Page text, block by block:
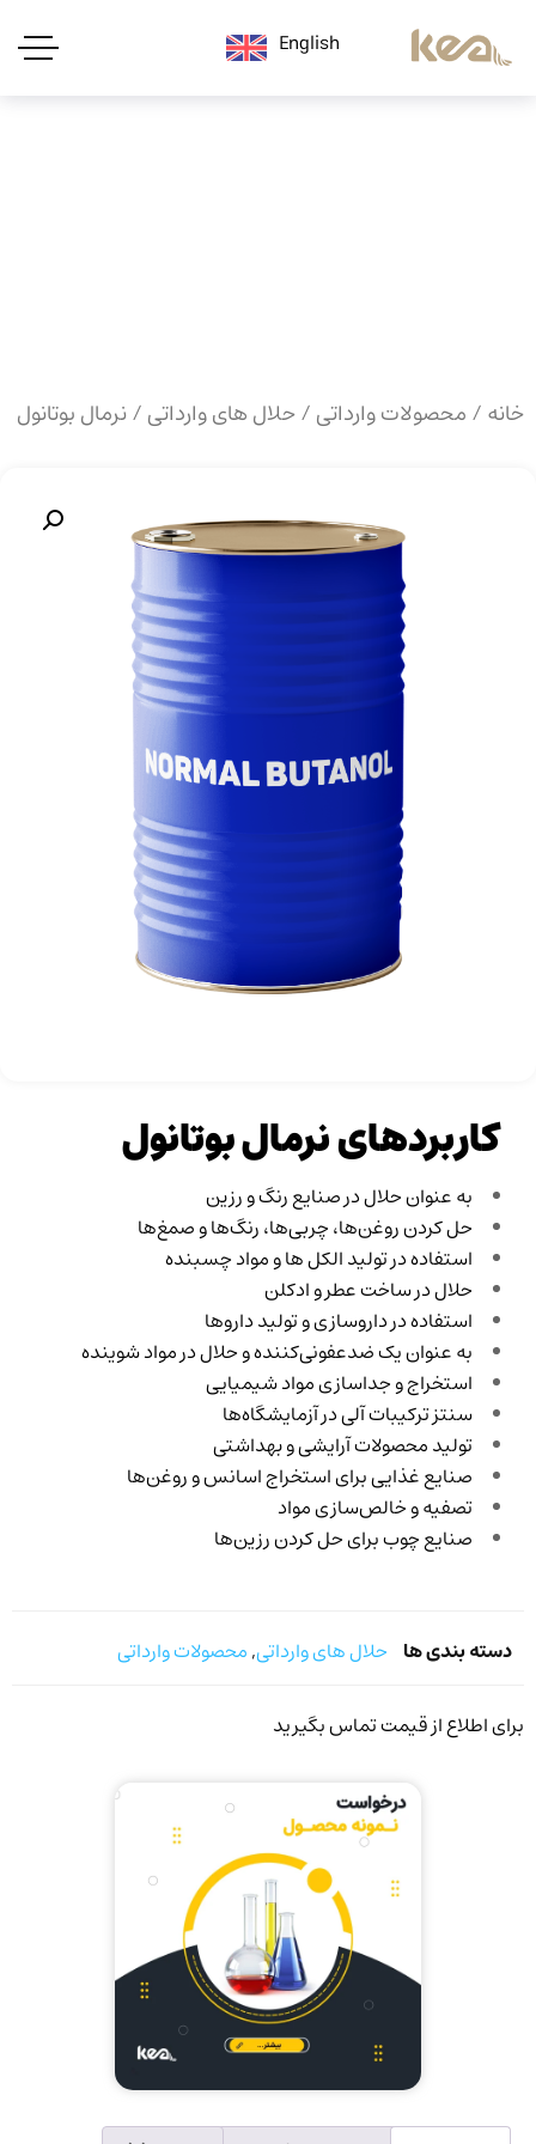
English
خانه/محصولات وارداتی/حلال های وارداتی/ نرمال بوتانول
کاربردهای نرمال بوتانول
به عنوان حلال در صنایع رنگ و رزین
حل کردن روغن‌ها، چربی‌ها، رنگ‌ها و صمغ‌ها
استفاده در تولید الکل ها و مواد چسبنده
حلال در ساخت عطر و ادکلن
استفاده در داروسازی و تولید داروها
به عنوان یک ضدعفونی‌کننده و حلال در مواد شوینده
استخراج و جداسازی مواد شیمیایی
سنتز ترکیبات آلی در آزمایشگاه‌ها
تولید محصولات آرایشی و بهداشتی
صنایع غذایی برای استخراج اسانس و روغن‌ها
تصفیه و خالص‌سازی مواد
صنایع چوب برای حل کردن رزین‌ها
دسته بندی ها حلال های وارداتی,محصولات وارداتی
برای اطلاع از قیمت تماس بگیرید